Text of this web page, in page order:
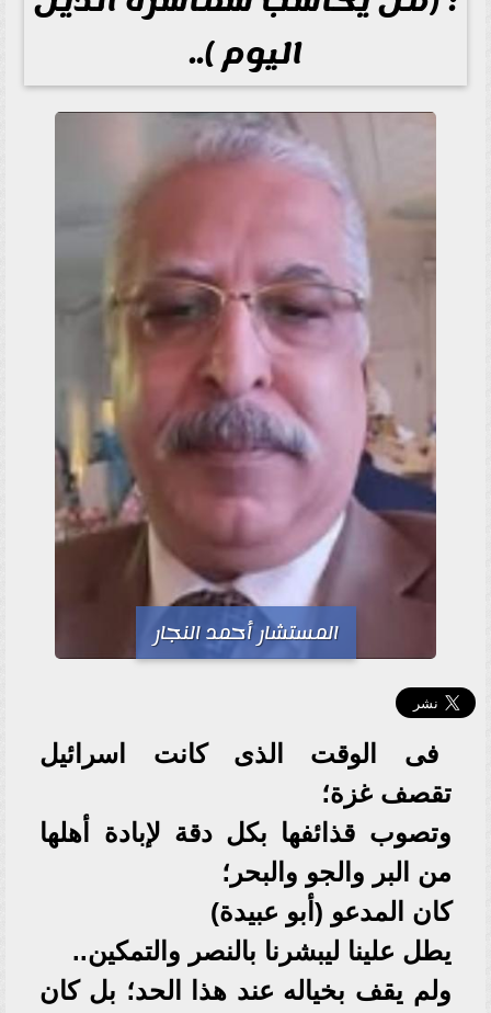
اليوم )..
المستشار أحمد النجار
فى الوقت الذى كانت اسرائيل
تقصف غزة؛
وتصوب قذائفها بكل دقة لإبادة أهلها
من البر والجو والبحر؛
كان المدعو (أبو عبيدة)
يطل علينا ليبشرنا بالنصر والتمكين..
ولم يقف بخياله عند هذا الحد؛ بل كان